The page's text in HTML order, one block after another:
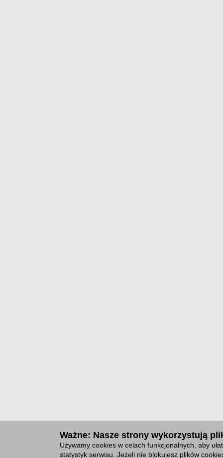
Ważne: Nasze strony wykorzystują
Używamy cookies w celach funkcjonalnych, aby
statystyk serwisu. Jeżeli nie blokujesz plików